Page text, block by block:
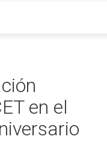
en el